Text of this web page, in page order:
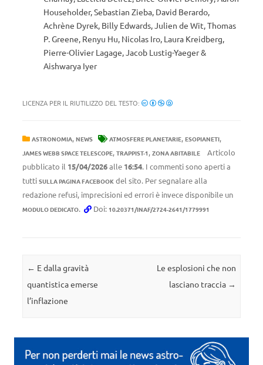
Householder, Sebastian Zieba, David Berardo,
Achrène Dyrek, Billy Edwards, Julien de Wit, Thomas
P. Greene, Renyu Hu, Nicolas Iro, Laura Kreidberg,
Pierre-Olivier Lagage, Jacob Lustig-Yaeger &
Aishwarya Iyer
LICENZA PER IL RIUTILIZZO DEL TESTO:
ASTRONOMIA, NEWS ATMOSFERE PLANETARIE, ESOPIANETI,
JAMES WEBB SPACE TELESCOPE, TRAPPIST-1 , ZONA ABITABILE
Articolo
pubblicato il 15/04/2026alle 16:54. I commenti sono aperti a
tutti SULLA PAGINA FACEBOOK del sito. Per segnalare alla
redazione refusi, imprecisioni ed errori è invece disponibile un
MODULO DEDICATO. Doi: 10.20371/INAF/2724-2641/1779991
Navigazione articolo
← E dalla gravità
quantistica emerse
l’inflazione
Le esplosioni che non
lasciano traccia →